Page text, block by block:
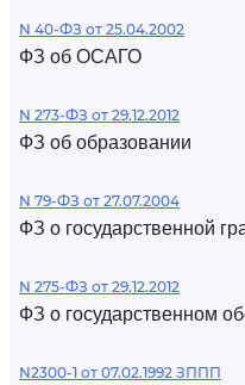
N 40-ФЗ от 25.04.2002
ФЗ об ОСАГО
N 273-ФЗ от 29.12.2012
ФЗ об образовании
N 79-ФЗ от 27.07.2004
ФЗ о государственной
N 275-ФЗ от 29.12.2012
ФЗ о государственном
N2300-1 от 07.02.1992 ЗППП